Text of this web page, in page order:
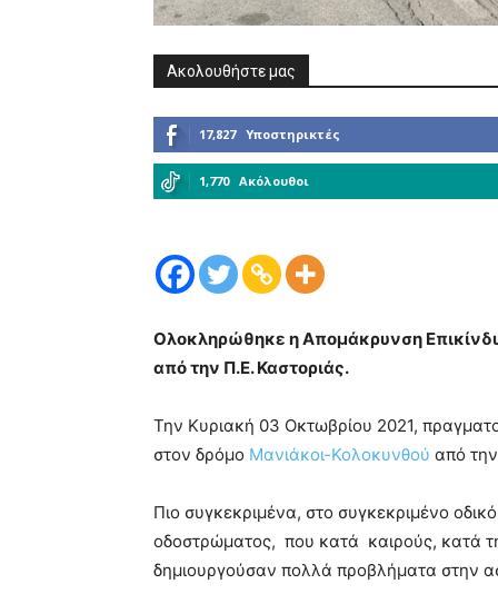
Ακολουθήστε μας
17,827 Υποστηρικτές
1,770 Ακόλουθοι
Ολοκληρώθηκε η Απομάκρυνση
από την Π.Ε. Καστοριάς.
Την Κυριακή 03 Οκτωβρίου 2021,
στον δρόμο Μανιάκοι-Κολοκυνθού από
Πιο συγκεκριμένα, στο συγκεκριμένο
οδοστρώματος, που κατά καιρούς, κατά
δημιουργούσαν πολλά προβλήματα στην